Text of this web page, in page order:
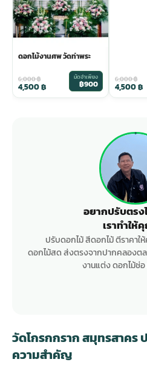
ดอกไม้งานศพ วัดท่าพระ
6,000฿
4,500฿
มัดจำเพียง
฿900 6,000฿
4,500฿
อยากปรับตรง
เราทำให้
ปรับดอกไม้ สีดอกไม้ ตีราคา
ดอกไม้สด ส่งตรงจากปากคลองต
งานแต่ง ดอกไม้ช่อ
วัดโกรกกราก สมุทรสาคร
ความสำคัญ